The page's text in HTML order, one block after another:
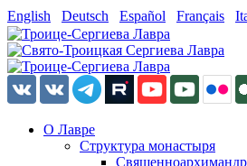
English Deutsch Español Français
О Лавре
Структура монастыря